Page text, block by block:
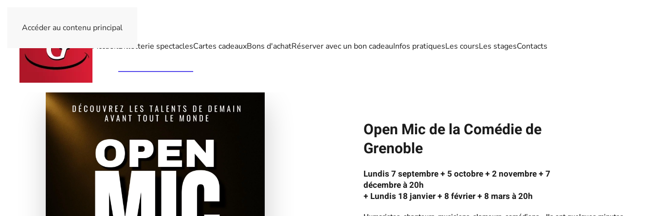
Accéder au contenu principal
AccueilBilletterie spectaclesCartes cadeauxBons d'achatRéserver avec un bon cadeauInfos pratiquesLes coursLes stagesContacts
Open Mic de la Comédie de
Grenoble
Lundis 7 septembre + 5 octobre + 2 novembre + 7
décembre à 20h
+ Lundis 18 janvier + 8 février + 8 mars à 20h